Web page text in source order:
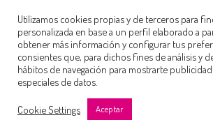
Utilizamos cookies propias y de terceros para
personalizada en base a un perfil elaborado a
obtener más información y configurar tus
consientes que, para dichos fines de análisis y
hábitos de navegación para mostrarte
especiales de datos.
Cookie Settings Aceptar